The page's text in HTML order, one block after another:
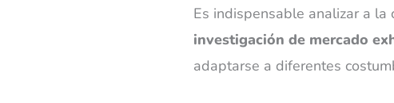
Es indispensable analizar a la
investigación de mercado
adaptarse a diferentes